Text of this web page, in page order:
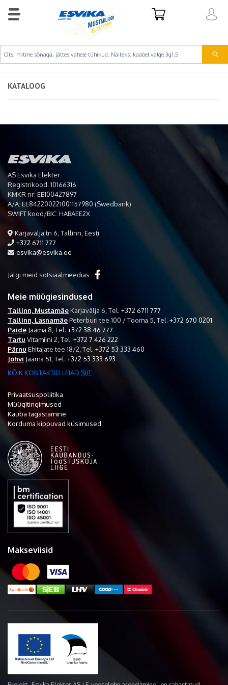
KATALOOG
AS Esvika Elekter
Registrikood: 10166316
KMKR nr: EE100427897
A/A: EE842200221001157980 (Swedbank)
SWIFT kood/BIC: HABAEE2X
Karjavälja tn 6, Tallinn, Eesti
+372 6711 777
esvika@esvika.ee
Jälgi meid sotsiaalmeedias
Meie müügiesindused
Tallinn, MustamäeKarjavälja 6, Tel. +372 6711 777
Tallinn, LasnamäePeterburi tee 100 / Tooma 5, Tel. +372 670 0201
Paide Jaama 8, Tel. +372 38 46 777
Tartu Vitamiini 2, Tel. +372 7 426 222
Pärnu Ehitajate tee 18/2, Tel. +372 53 333 460
Jõhvi Jaama 51, Tel. +372 53 333 693
KÕIK KONTAKTID LEIAD SIIT
Privaatsuspoliitika
Müügitingimused
Kauba tagastamine
Korduma kippuvad küsimused
Makseviisid